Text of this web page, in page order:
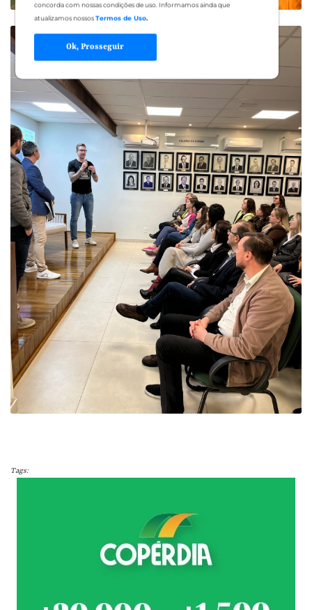
concorda com nossas condições de uso. Informamos ainda que
atualizamos nossosTermos de Uso.
Ok, Prosseguir
Tags: